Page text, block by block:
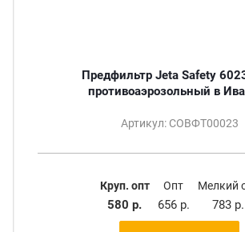
Предфильтр Jeta Safety
Артикул: СОВФТ00023
Круп. опт
580 р.
Опт
656 р.
Мелкий
783 р.